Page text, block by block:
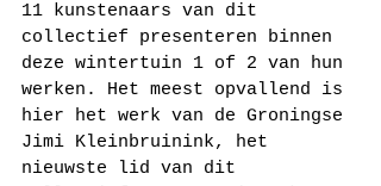
11 kunstenaars van dit
collectief presenteren binnen
deze wintertuin 1 of 2 van hun
werken. Het meest opvallend is
hier het werk van de Groningse
Jimi Kleinbruinink, het
nieuwste lid van dit